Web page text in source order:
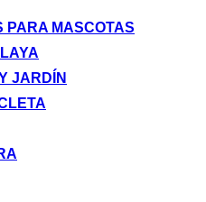
PARA MASCOTAS
JARDÍN